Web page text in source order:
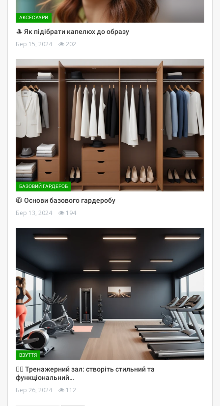
АКСЕСУАРИ
🎩 Як підібрати капелюх до образу
Бер 15, 2024 202
БАЗОВИЙ ГАРДЕРОБ
🧥 Основи базового гардеробу
Бер 13, 2024 194
ВЗУТТЯ
🏋️‍♀️ Тренажерний зал: створіть стильний та
функціональний…
Бер 26, 2024 112